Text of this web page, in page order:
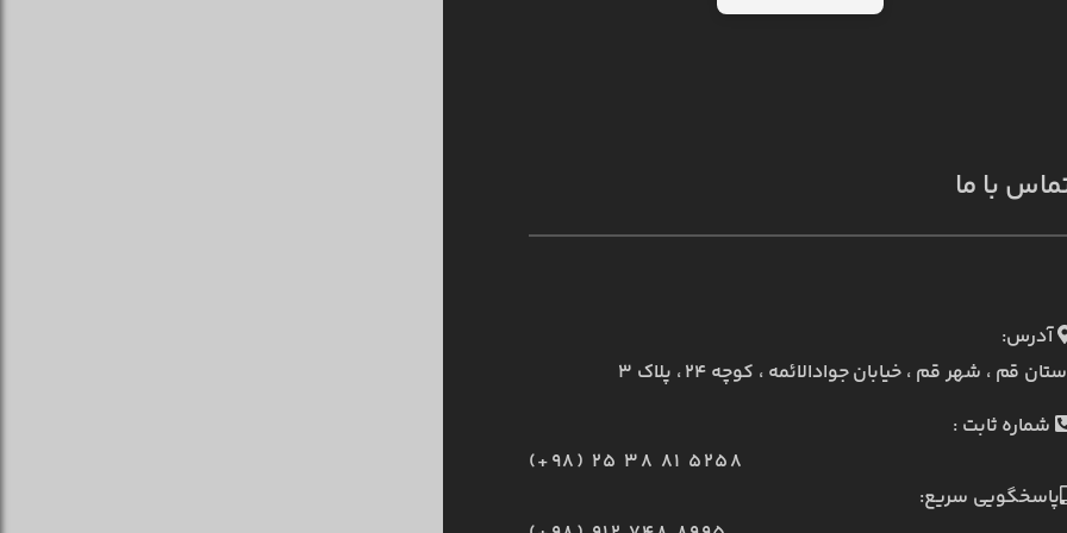
با ما
آدرس:
قم ، شهر قم ، خیابان جوادالائمه ، کوچه ۲۴ ، پلاک ۳
شماره ثابت :
(+98) 25 38 81 5258
پاسخگویی سریع: